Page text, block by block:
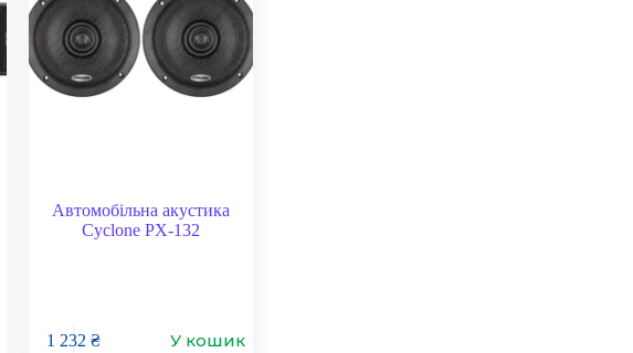
Автомобільна акустика
Cyclone PX-132
1 232 ₴ У кошик